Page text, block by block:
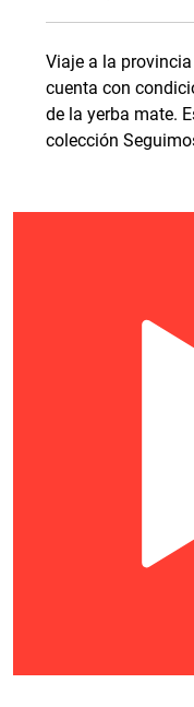
Viaje a la
cuenta con
de la yerba mate.
colección